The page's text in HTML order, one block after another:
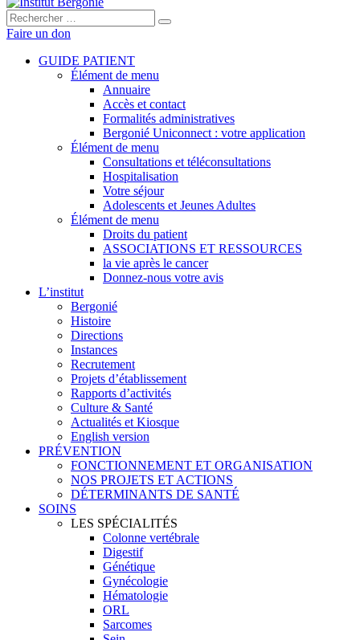
Rechercher :
Faire un don
GUIDE PATIENT
Élément de menu
Annuaire
Accès et contact
Formalités administratives
Bergonié Uniconnect : votre application
Élément de menu
Consultations et téléconsultations
Hospitalisation
Votre séjour
Adolescents et Jeunes Adultes
Élément de menu
Droits du patient
ASSOCIATIONS ET RESSOURCES
la vie après le cancer
Donnez-nous votre avis
L’institut
Bergonié
Histoire
Directions
Instances
Recrutement
Projets d’établissement
Rapports d’activités
Culture & Santé
Actualités et Kiosque
English version
PRÉVENTION
FONCTIONNEMENT ET ORGANISATION
NOS PROJETS ET ACTIONS
DÉTERMINANTS DE SANTÉ
SOINS
LES SPÉCIALITÉS
Colonne vertébrale
Digestif
Génétique
Gynécologie
Hématologie
ORL
Sarcomes